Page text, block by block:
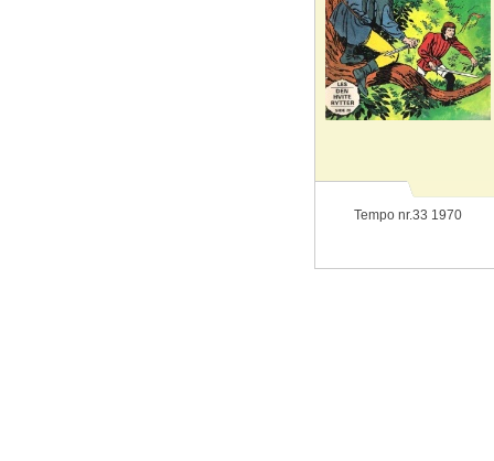
Tempo nr.33 1970